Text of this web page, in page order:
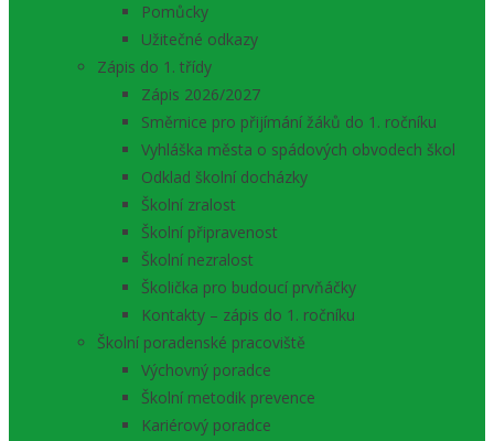
Pomůcky
Užitečné odkazy
Zápis do 1. třídy
Zápis 2026/2027
Směrnice pro přijímání žáků do 1. ročníku
Vyhláška města o spádových obvodech škol
Odklad školní docházky
Školní zralost
Školní připravenost
Školní nezralost
Školička pro budoucí prvňáčky
Kontakty – zápis do 1. ročníku
Školní poradenské pracoviště
Výchovný poradce
Školní metodik prevence
Kariérový poradce